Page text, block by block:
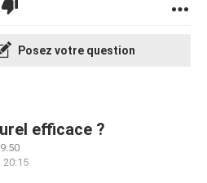
Posez votre question
efficace ?
20:15